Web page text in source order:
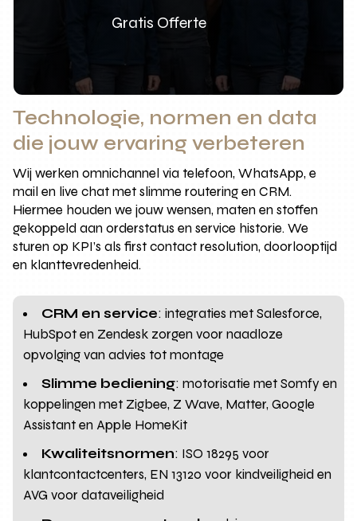
Gratis Offerte
Technologie, normen en data
die jouw ervaring verbeteren
Wij werken omnichannel via telefoon, WhatsApp, e
mail en live chat met slimme routering en CRM.
Hiermee houden we jouw wensen, maten en stoffen
gekoppeld aan orderstatus en service historie. We
sturen op KPI’s als first contact resolution, doorlooptijd
en klanttevredenheid.
CRM en service: integraties met Salesforce,
HubSpot en Zendesk zorgen voor naadloze
opvolging van advies tot montage
Slimme bediening: motorisatie met Somfy en
koppelingen met Zigbee, Z Wave, Matter, Google
Assistant en Apple HomeKit
Kwaliteitsnormen: ISO 18295 voor
klantcontactcenters, EN 13120 voor kindveiligheid en
AVG voor dataveiligheid